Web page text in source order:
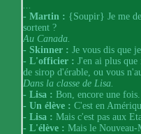
- Martin : {Soupir} Je me
sortent ?
Au Canada.
- Skinner : Je vous dis que
- L'officier : J'en ai plus
de sirop d'érable, ou vous
Dans la classe de Lisa.
- Lisa : Bon, encore une
- Un élève : C'est en
- Lisa : Mais c'est pas aux
- L'élève : Mais le Nouveau-